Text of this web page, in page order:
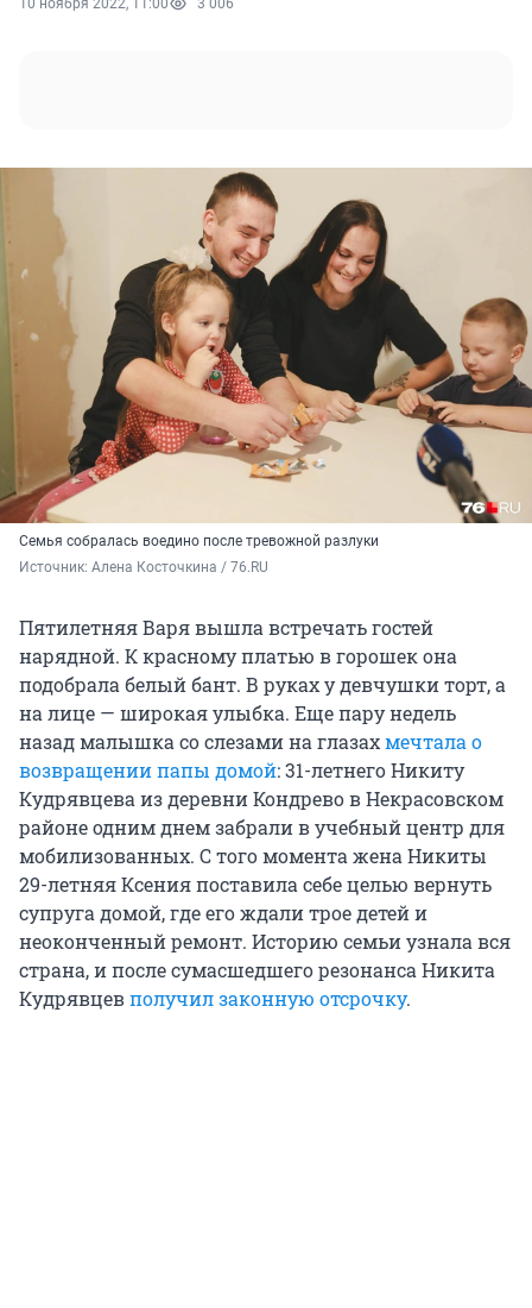
10 ноября 2022, 11:00 3 006
Семья собралась воедино после тревожной разлуки
Источник: Алена Косточкина / 76.RU
Пятилетняя Варя вышла встречать гостей
нарядной. К красному платью в горошек она
подобрала белый бант. В руках у девчушки торт, а
на лице — широкая улыбка. Еще пару недель
назад малышка со слезами на глазахмечтала о
возвращении папы домой: 31-летнего Никиту
Кудрявцева из деревни Кондрево в Некрасовском
районе одним днем забрали в учебный центр для
мобилизованных. С того момента жена Никиты
29-летняя Ксения поставила себе целью вернуть
супруга домой, где его ждали трое детей и
неоконченный ремонт. Историю семьи узнала вся
страна, и после сумасшедшего резонанса Никита
Кудрявцевполучил законную отсрочку.